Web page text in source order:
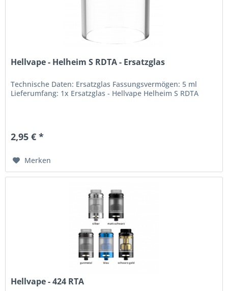
Hellvape - Helheim S RDTA - Ersatzglas
Technische Daten: Ersatzglas Fassungsvermögen: 5 ml
Lieferumfang: 1x Ersatzglas - Hellvape Helheim S RDTA
2,95 € *
Merken
Hellvape - 424 RTA